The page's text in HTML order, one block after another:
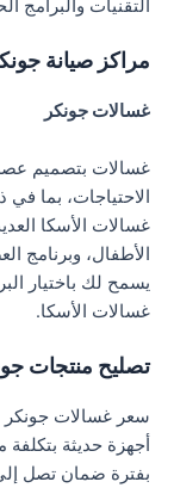
التقنيات والبرامج
مراكز صيانة
غسالات جونكر
غسالات بتصميم
الاحتياجات، بما
غسالات الأسكا
الأطفال، وبرنامج
يسمح لك باختيار
غسالات الأسكا.
تصليح منتجات
سعر غسالات جونكر
بفترة ضمان تصل